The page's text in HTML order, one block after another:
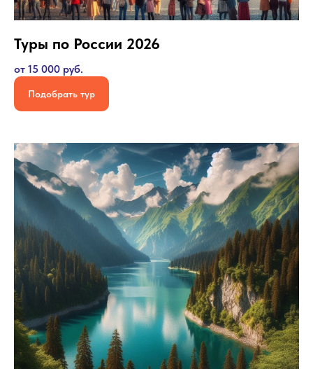
Туры по России 2026
от 15 000 руб.
Подобрать тур
Подписаться в MAX